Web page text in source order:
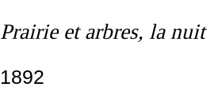
Prairie et arbres, la nuit
1892